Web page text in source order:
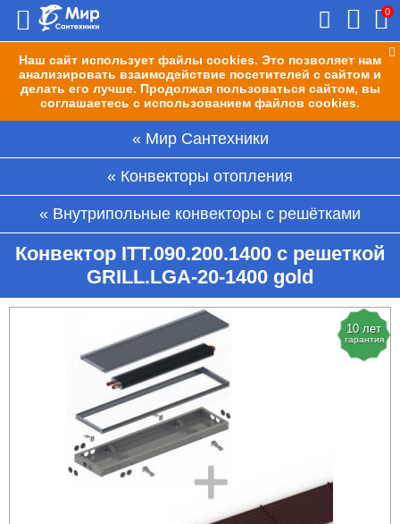
Наш сайт использует файлы cookies. Это позволяет нам
анализировать взаимодействие посетителей с сайтом и
делать его лучше. Продолжая пользоваться сайтом, вы
соглашаетесь с использованием файлов cookies.
0
Мир Сантехники
Конвекторы отопления
Внутрипольные конвекторы с решётками
Конвектор ITT.090.200.1400 с решеткой
GRILL.LGA-20-1400 gold
10 лет
гарантия